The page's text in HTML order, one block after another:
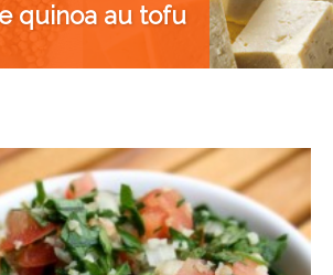
quinoa au tofu